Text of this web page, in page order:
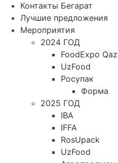
Контакты Бегарат
Лучшие предложения
Мероприятия
2024 ГОД
FoodExpo
UzFood
Росупак
Форма
2025 ГОД
IBA
IFFA
RosUpack
UzFood